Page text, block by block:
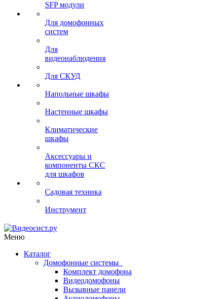
SFP модули
Для домофонных
систем
Для
видеонаблюдения
Для СКУД
Напольные шкафы
Настенные шкафы
Климатические
шкафы
Аксессуары и
компоненты СКС
для шкафов
Садовая техника
Инструмент
Меню
Каталог
Домофонные системы
Комплект домофона
Видеодомофоны
Вызывные панели